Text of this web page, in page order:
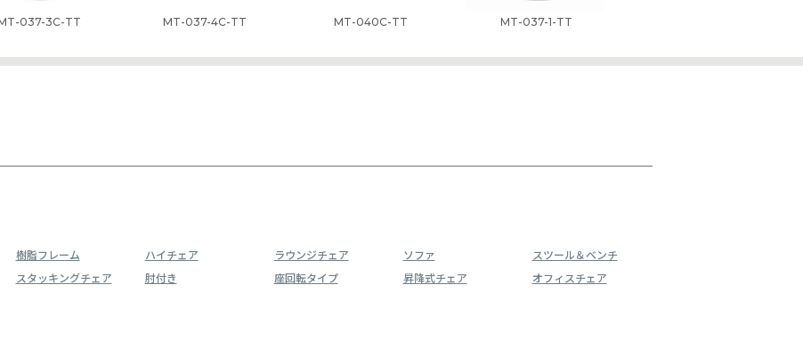
037-3C-TT MT-037-4C-TT MT-040C-TT MT-037-1-TT
樹脂フレーム ハイチェア ラウンジチェア ソファ
スツール＆ベンチ
スタッキングチェア 肘付き 座回転タイプ 昇降式チェア
オフィスチェア